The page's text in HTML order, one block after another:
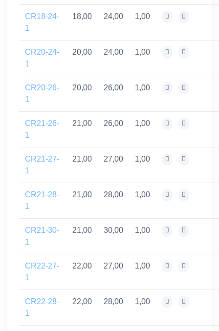
CR18-24-
1
18,00 24,00 1,00
CR20-24-
1
20,00 24,00 1,00
CR20-26-
1
20,00 26,00 1,00
CR21-26-
1
21,00 26,00 1,00
CR21-27-
1
21,00 27,00 1,00
CR21-28-
1
21,00 28,00 1,00
CR21-30-
1
21,00 30,00 1,00
CR22-27-
1
22,00 27,00 1,00
CR22-28-
1
22,00 28,00 1,00